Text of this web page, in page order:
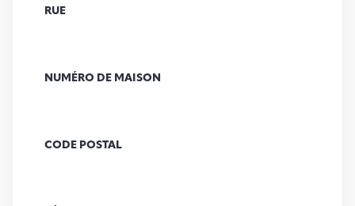
RUE
NUMÉRO DE MAISON
CODE POSTAL